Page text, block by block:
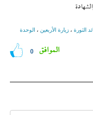
الثورة ، زيارة الأربعين ، الوحدة
0 الموافق